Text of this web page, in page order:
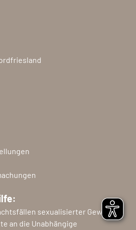
sexualisierter Gewalt
an die Unabhängige